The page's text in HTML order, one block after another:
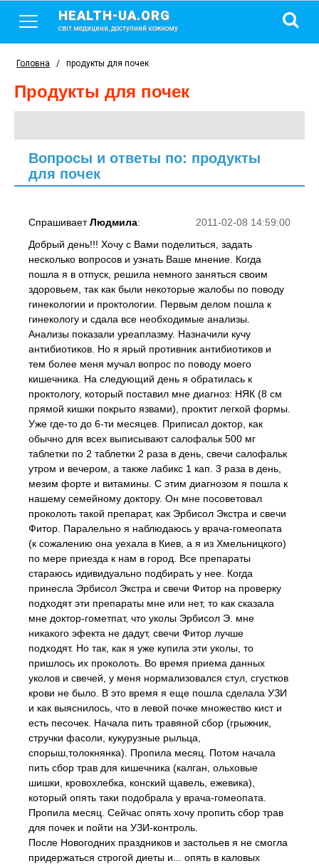
HEALTH-UA.ORG
світ медицини, доступний кожному
Головна / продукты для почек
продукты для почек
Вопросы и ответы по: продукты
для почек
2011-02-08 14:59:00
СпрашиваетЛюдмила:
Добрый день!!! Хочу с Вами поделиться, задать
несколько вопросов и узнать Ваше мнение. Когда
пошла я в отпуск, решила немного заняться своим
здоровьем, так как были некоторые жалобы по поводу
гинекологии и проктологии. Первым делом пошла к
гинекологу и сдала все необходимые анализы.
Анализы показали уреаплазму. Назначили кучу
антибиотиков. Но я ярый противник антибиотиков и
тем более меня мучал вопрос по поводу моего
кишечника. На следующий день я обратилась к
проктологу, который поставил мне диагноз: НЯК (8 см
прямой кишки покрыто язвами), проктит легкой формы.
Уже где-то до 6-ти месяцев. Приписал доктор, как
обычно для всех выписывают салофальк 500 мг
таблетки по 2 таблетки 2 раза в день, свечи салофальк
утром и вечером, а также лабикс 1 кап. 3 раза в день,
мезим форте и витамины. С этим диагнозом я пошла к
нашему семейному доктору. Он мне посоветовал
проколоть такой препарат, как Эрбисол Экстра и свечи
Фитор. Паралельно я наблюдаюсь у врача-гомеопата
(к сожалению она уехала в Киев, а я из Хмельницкого)
по мере приезда к нам в город. Все препараты
стараюсь идивидуально подбирать у нее. Когда
принесла Эрбисол Экстра и свечи Фитор на проверку
подходят эти препараты мне или нет, то как сказала
мне доктор-гометпат, что уколы Эрбисол Э. мне
никакого эфекта не дадут, свечи Фитор лучше
подходят. Но так, как я уже купила эти уколы, то
пришлось их проколоть. Во время приема данных
уколов и свечей, у меня нормализовался стул, сгустков
крови не было. В это время я еще пошла сделала УЗИ
и как выяснилось, что в левой почке множество кист и
есть песочек. Начала пить травяной сбор (грыжник,
стручки фасоли, кукурузные рыльца,
спорыш,толокнянка). Пропила месяц. Потом начала
пить сбор трав для кишечника (калган, ольховые
шишки, кровохлебка, конский щавель, ежевика),
который опять таки подобрала у врача-гомеопата.
Пропила месяц. Сейчас опять хочу пропить сбор трав
для почек и пойти на УЗИ-контроль.
После Новогодних праздников и застольев я не смогла
придержаться строгой диеты и... опять в каловых